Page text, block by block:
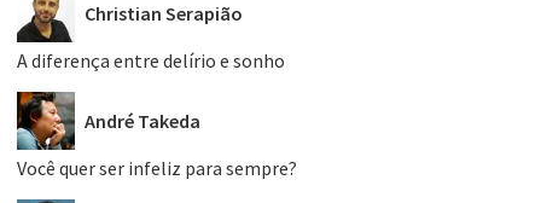
Christian Serapião
A diferença entre delírio e sonho
André Takeda
Você quer ser infeliz para sempre?